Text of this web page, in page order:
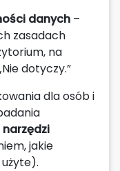
danych –
zasadach
na
dotyczy.”
dla osób i
jakie